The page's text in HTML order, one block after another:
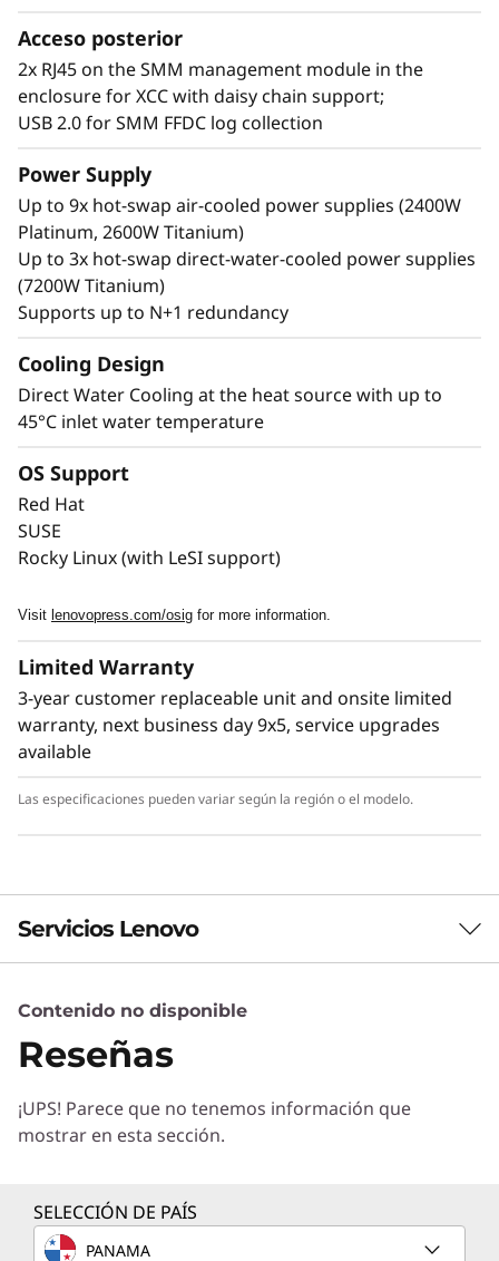
Infrastructure (LeSI) totalmente escalable,
proporciona guías de soluciones
recomendadas para garantizar la
interoperabilidad del hardware, software y
firmware entre distintos componentes de
Lenovo y otros fabricantes.
Con Lenovo intelligent Computing
Orchestration (LiCO) podrá dar soporte a
múltiples usuarios y aumentar o reducir la
escala dentro de un único entorno de clúster.
LiCO le permite aprovechar un mismo clúster
para los requisitos de distintas cargas de
Acceso posterior
2x RJ45 on the SMM management module in the
enclosure for XCC with daisy chain support;
USB 2.0 for SMM FFDC log collection
Power Supply
Up to 9x hot-swap air-cooled power supplies (2400W
Platinum, 2600W Titanium)
Up to 3x hot-swap direct-water-cooled power supplies
(7200W Titanium)
Supports up to N+1 redundancy
Cooling Design
Direct Water Cooling at the heat source with up to
45°C inlet water temperature
OS Support
Red Hat
SUSE
Rocky Linux (with LeSI support)
Visit lenovopress.com/osig for more information.
Limited Warranty
3-year customer replaceable unit and onsite limited
warranty, next business day 9x5, service upgrades
available
Las especificaciones pueden variar según la región o el modelo.
Servicios Lenovo
Servicios de Soluciones
Diseñe la mejor estrategia para su empresa.
correcta para sus exclusivas necesidades
empresariales.
Servicios de Implementación
Contenido no disponible
Reseñas
¡UPS! Parece que no tenemos información que
mostrar en esta sección.
SELECCIÓN DE PAÍS
PANAMA